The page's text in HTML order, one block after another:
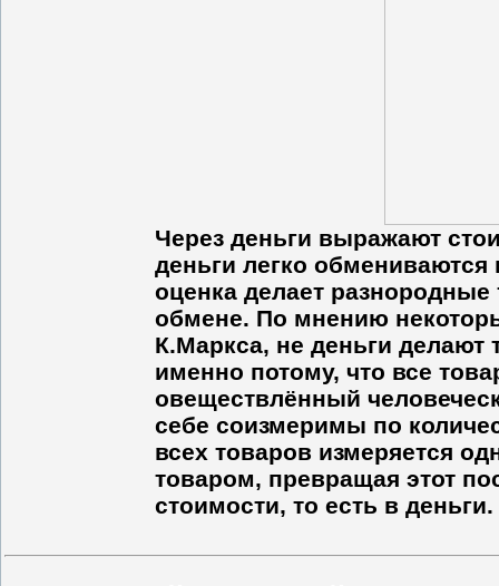
Через деньги выражают
деньги легко
оценка делает
обмене. По мнению
К.Маркса, не деньги
именно потому, что все
овеществлённый
себе соизмеримы по
всех товаров измеряется
товаром, превращая этот
стоимости, то есть в деньги.